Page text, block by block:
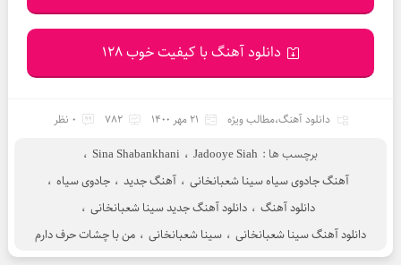
دانلود آهنگ با کیفیت خوب 128
دانلود آهنگ،مطالب ویژه 21 مهر 1400 782 0 نظر
برچسب ها : Jadooye Siah ، Sina Shabankhani ،
آهنگ جادوی سیاه سینا شعبانخانی ، آهنگ جدید ، جادوی سیاه ،
دانلود آهنگ ، دانلود آهنگ جدید سینا شعبانخانی ،
دانلود آهنگ سینا شعبانخانی ، سینا شعبانخانی ، من با چشات حرف دارم